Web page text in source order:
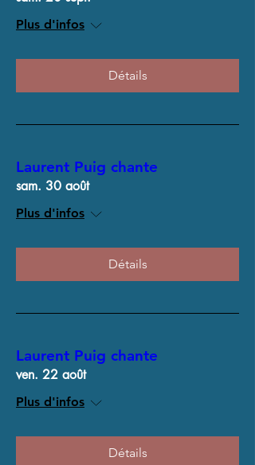
Plus d'infos
Détails
Laurent Puig chante
sam. 30 août
Plus d'infos
Détails
Laurent Puig chante
ven. 22 août
Plus d'infos
Détails